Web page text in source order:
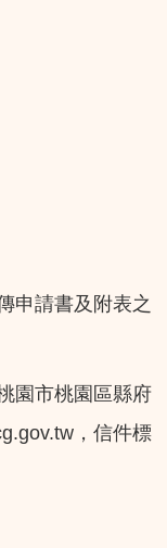
申請書及附表之
園市桃園區縣府
，信件標